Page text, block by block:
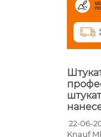
22-06-
Knauf